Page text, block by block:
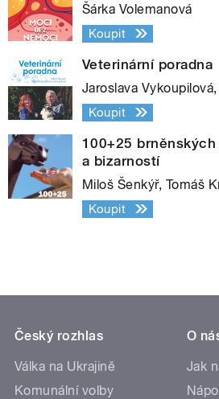
Šárka Volemanová
Koupit
Veterinární poradna
Jaroslava
Koupit
100+25
a bizarností
Miloš Šenkýř, Tomáš
Koupit
Český rozhlas
Válka na Ukrajině
Komunální volby
O
Jak